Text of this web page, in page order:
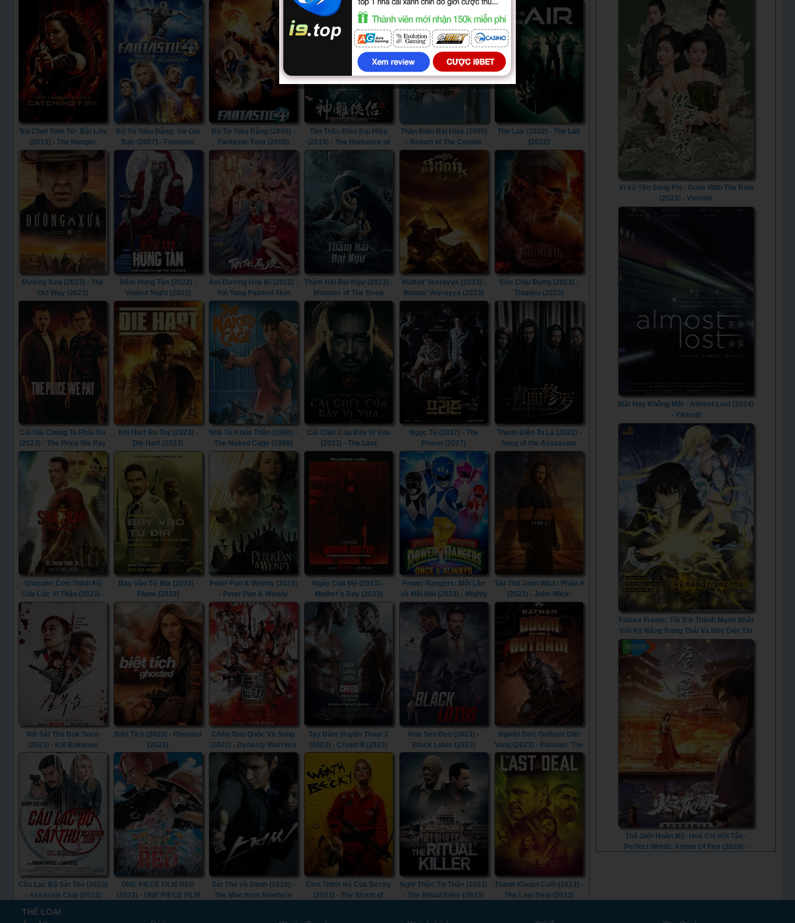
Trò Chơi Sinh Tử: Bắt Lửa
(2013) - The Hunger
Games: Catching Fire
Bộ Tứ Siêu Đẳng: Sứ Giả
Bạc (2007) - Fantastic
Four: Rise of the Silver
Surfer (2007)
Bộ Tứ Siêu Đẳng (2005) -
Fantastic Four (2005)
52/52
Tân Thần Điêu Đại Hiệp
(2014) - The Romance of
the Condor Heroes (2014)
32/32
Thần Điêu Đại Hiệp (1995)
- Return of The Condor
Heroes (1995)
The Lair (2022) - The Lair
(2022)
Đường Xưa (2023) - The
Old Way (2023)
Đêm Hung Tàn (2022) -
Violent Night (2022)
Âm Dương Hoạ Bì (2022) -
Yin Yang Painted Skin
(2022)
Thâm Hải Đại Ngư (2023) -
Monster of The Deep
(2023)
Waltair Veerayya (2023) -
Waltair Veerayya (2023)
Sức Chịu Đựng (2023) -
Thunivu (2023)
Cái Giá Chúng Ta Phải Trả
(2023) - The Price We Pay
(2023)
Khi Hart Ra Tay (2023) -
Die Hart (2023)
Nhà Tù Khỏa Thân (1986) -
The Naked Cage (1986)
Cái Chết Của Bảy Vị Vua
(2023) - The Last
Must Die (2023)
Ngục Tù (2017) - The
Prison (2017)
Thanh Diện Tu La (2022) -
Song of the Assassins
Shazam! Cơn Thịnh Nộ
Của Các Vị Thần (2023) -
Shazam! Fury of the Gods
(2023)
Bay Vào Tử Địa (2023) -
Plane (2023)
Peter Pan & Wendy (2023)
- Peter Pan & Wendy
(2023)
Ngày Của Mẹ (2023) -
Mother's Day (2023)
Power Rangers: Một Lần
và Mãi Mãi (2023) - Mighty
Once & Always (2023)
Sát Thủ John Wick: Phần 4
(2023) - John Wick:
Chapter 4 (2023)
Nữ Sát Thủ Bok Soon
(2023) - Kill Boksoon
(2023)
Biệt Tích (2023) - Ghosted
(2023)
Chân Tam Quốc Vô Song
(2021) - Dynasty Warriors
(2021)
Tay Đấm Huyền Thoại 3
(2023) - Creed III (2023)
Hoa Sen Đen (2023) -
Black Lotus (2023)
Người Dơi: Gotham Diệt
Vong (2023) - Batman: The
Doom That Came to
Gotham (2023)
Câu Lạc Bộ Sát Thủ (2023)
- Assassin Club (2023)
ONE PIECE FILM RED
(2022) - ONE PIECE FILM
Sát Thủ Vô Danh (2010) -
The Man from Nowhere
Cơn Thịnh Nộ Của Becky
(2023) - The Wrath of
Nghi Thức Tử Thần (2023)
- The Ritual Killer (2023)
Thanh Khoản Cuối (2023) -
The Last Deal (2023)
Vi Vũ Yến Song Phi - Gone With The Rain
(2023) - Vietsub
Mất Hay Không Mất - Almost Lost (2024)
- Vietsub
Failure Frame: Tôi Trở Thành Mạnh Nhất
Với Kỹ Năng Trạng Thái Và Hủy Diệt Tất
Cả - Failure Frame: I Became the
Strongest and Annihilated Everything
with Low-Level Spells (2024) - Vietsub
Thế Giới Hoàn Mỹ: Hoả Chi Hôi Tẫn -
Perfect World: Ashes Of Fire (2024) -
THỂ LOẠI